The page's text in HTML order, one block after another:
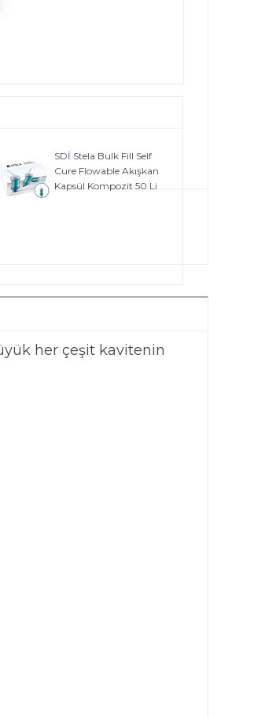
SDİ Stela Bulk Fill Self
Cure Flowable Akışkan
Kapsül Kompozit 50 Li
her çeşit kavitenin